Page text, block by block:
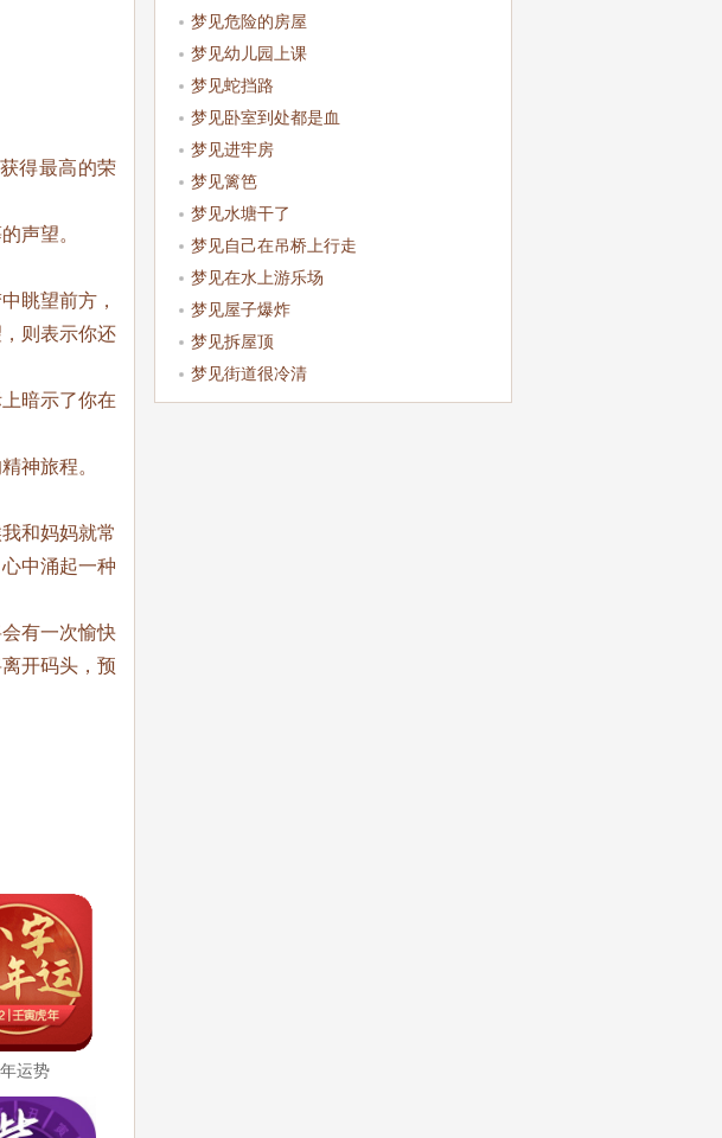
得最高的荣
声望。
眺望前方，
则表示你还
暗示了你在
神旅程。
和妈妈就常
中涌起一种
有一次愉快
开码头，预
运势
梦见危险的房屋
梦见幼儿园上课
梦见蛇挡路
梦见卧室到处都是血
梦见进牢房
梦见篱笆
梦见水塘干了
梦见自己在吊桥上行走
梦见在水上游乐场
梦见屋子爆炸
梦见拆屋顶
梦见街道很冷清